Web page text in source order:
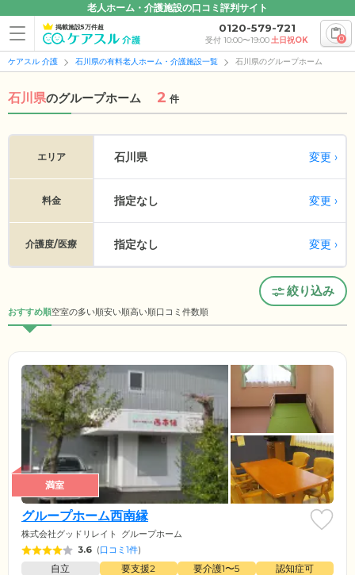
老人ホーム・介護施設の口コミ評判サイト
掲載施設5万件超 0120-579-721
受付 10:00〜19:00土日祝OK 0
ケアスル 介護 石川県の有料老人ホーム・介護施設一覧 石川県のグループホーム
石川県のグループホーム 2 件
エリア 石川県 変更
料金 指定なし 変更
介護度/医療 指定なし 変更
絞り込み
おすすめ順空室の多い順安い順高い順口コミ件数順
満室
グループホーム西南縁
株式会社グッドリレイト グループホーム
3.6 (口コミ1件)
自立 要支援2 要介護1〜5
認知症可